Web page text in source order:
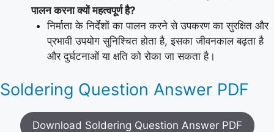
पालन करना क्यों महत्वपूर्ण है?
निर्माता के निर्देशों का पालन करने से उपकरण का सुरक्षित और
प्रभावी उपयोग सुनिश्चित होता है, इसका जीवनकाल बढ़ता है
और दुर्घटनाओं या क्षति को रोका जा सकता है।
Soldering Question Answer PDF
Download Soldering Question Answer PDF